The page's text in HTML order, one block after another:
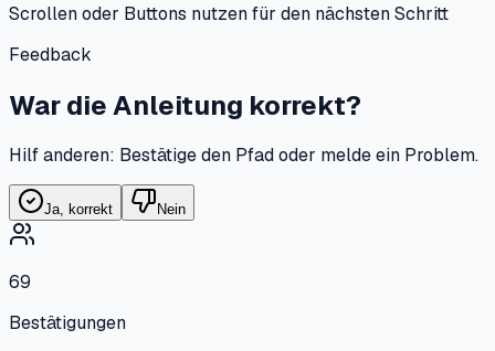
Scrollen oder Buttons nutzen für den nächsten Schritt
Feedback
War die Anleitung korrekt?
Hilf anderen: Bestätige den Pfad oder melde ein Problem.
Ja, korrekt Nein
69
Bestätigungen